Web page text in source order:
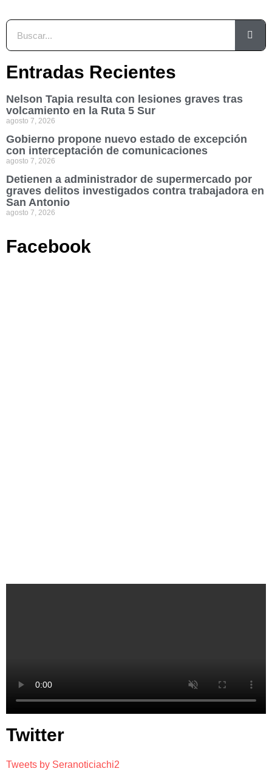
Entradas Recientes
Nelson Tapia resulta con lesiones graves tras
volcamiento en la Ruta 5 Sur
agosto 7, 2026
Gobierno propone nuevo estado de excepción
con interceptación de comunicaciones
agosto 7, 2026
Detienen a administrador de supermercado por
graves delitos investigados contra trabajadora en
San Antonio
agosto 7, 2026
Facebook
Twitter
Tweets by Seranoticiachi2